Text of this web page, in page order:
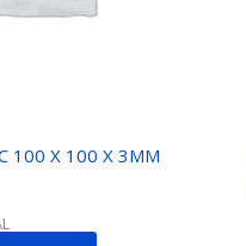
100 X 100 X 3MM